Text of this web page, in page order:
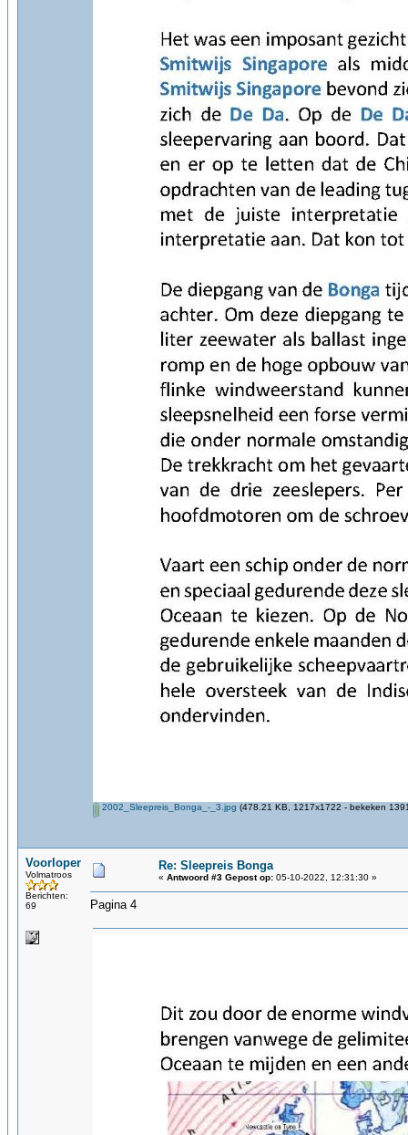
2002_Sleepreis_Bonga_-_3.jpg (478.21 KB, 1217x1722 - bekeken
Voorloper
Volmatroos
Berichten:
69
Re: Sleepreis Bonga
« Antwoord #3 Gepost op: 05-10-2022, 12:31:30 »
Pagina 4